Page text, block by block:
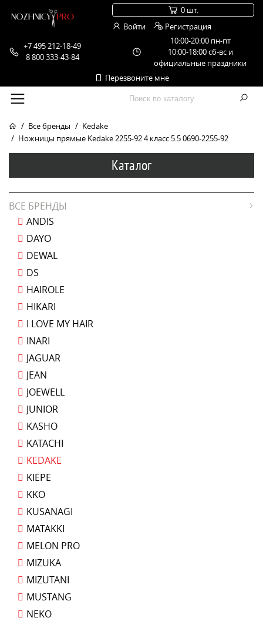
+7 495 212-18-49
8 800 333-43-84
10:00-20:00 пн-пт
10:00-18:00 сб-вс и
официальные праздники
Перезвоните мне
0 шт.
Войти
Регистрация
Все бренды
Kedake
Ножницы прямые Kedake 2255-92 4 класс 5.5 0690-2255-92
Каталог
ВСЕ БРЕНДЫ
ANDIS
DAYO
DEWAL
DS
HAIROLE
HIKARI
I LOVE MY HAIR
INARI
JAGUAR
JEAN
JOEWELL
JUNIOR
KASHO
KATACHI
KEDAKE
KIEPE
KKO
KUSANAGI
MATAKKI
MELON PRO
MIZUKA
MIZUTANI
MUSTANG
NEKO